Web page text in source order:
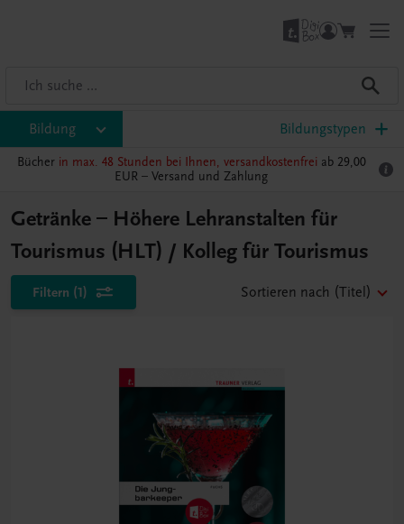
Bildung Bildungstypen
Bücher in max. 48 Stunden bei Ihnen, versandkostenfrei ab 29,00
EUR – Versand und Zahlung
Getränke – Höhere Lehranstalten für
Tourismus (HLT) / Kolleg für Tourismus
Filtern (1) Sortieren nach (Titel)